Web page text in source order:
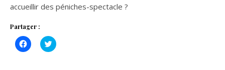
accueillir des péniches-spectacle ?
Partager :
Cliquez
pour
Cliquez
pour